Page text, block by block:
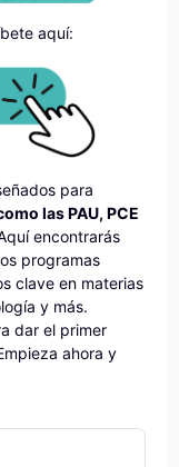
aquí:
para
las PAU, PCE
encontrarás
programas
clave en materias
y más.
dar el primer
ahora y